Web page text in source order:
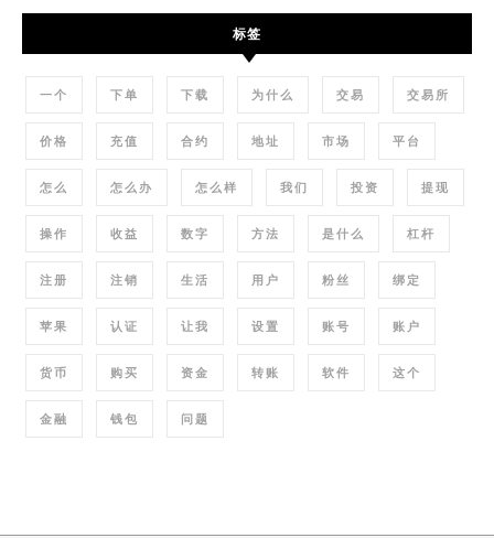
标签
一个 下单 下载 为什么 交易 交易所
价格 充值 合约 地址 市场 平台
怎么 怎么办 怎么样 我们 投资 提现
操作 收益 数字 方法 是什么 杠杆
注册 注销 生活 用户 粉丝 绑定
苹果 认证 让我 设置 账号 账户
货币 购买 资金 转账 软件 这个
金融 钱包 问题